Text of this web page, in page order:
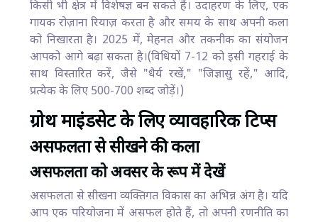
किसी भी क्षेत्र में विशेषज्ञ बन सकते हैं। उदाहरण के लिए, एक
गायक रोज़ाना रियाज़ करता है और समय के साथ अपनी कला
को निखारता है। 2025 में, मेहनत और तकनीक का संयोजन
आपको आगे बढ़ा सकता है।(विधियों 7-12 को इसी गहराई के
साथ विस्तारित करें, जैसे "धैर्य रखें," "जिज्ञासु रहें," आदि,
प्रत्येक के लिए 500-700 शब्द जोड़ें।)
ग्रोथ माइंडसेट के लिए व्यावहारिक टिप्स
असफलता से सीखने की कला
असफलता को अवसर के रूप में देखें
असफलता से सीखना व्यक्तिगत विकास का अभिन्न अंग है। यदि
आप एक परियोजना में असफल होते हैं, तो अपनी रणनीति का